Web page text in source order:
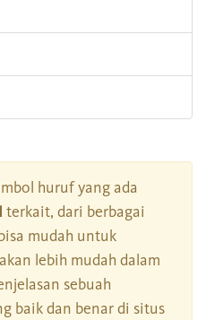
huruf yang ada
terkait, dari berbagai
mudah untuk
lebih mudah dalam
sebuah
baik dan benar di situs